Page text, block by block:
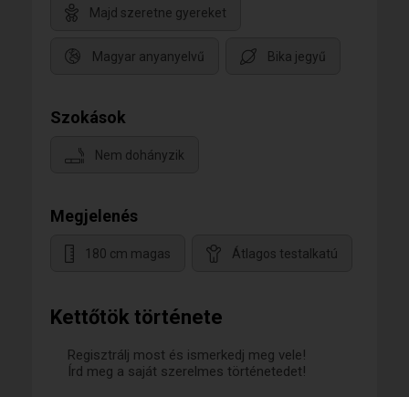
Kettőtök története
Regisztrálj most és ismerkedj meg vele!
Írd meg a saját szerelmes történetedet!
Majd szeretne gyereket
Magyar anyanyelvű Bika jegyű
Szokások
Nem dohányzik
Megjelenés
180 cm magas Átlagos testalkatú